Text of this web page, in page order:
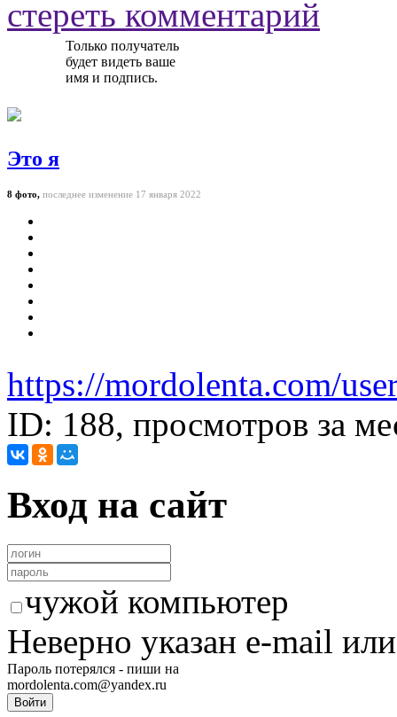
стереть комментарий
Только получатель
будет видеть ваше
имя и подпись.
Это я
8 фото, последнее изменение 17 января 2022
https://mordolenta.com/
ID: 188, просмотров за
Вход на сайт
чужой компьютер
Неверно указан e-mail
Пароль потерялся - пиши на
mordolenta.com@yandex.ru